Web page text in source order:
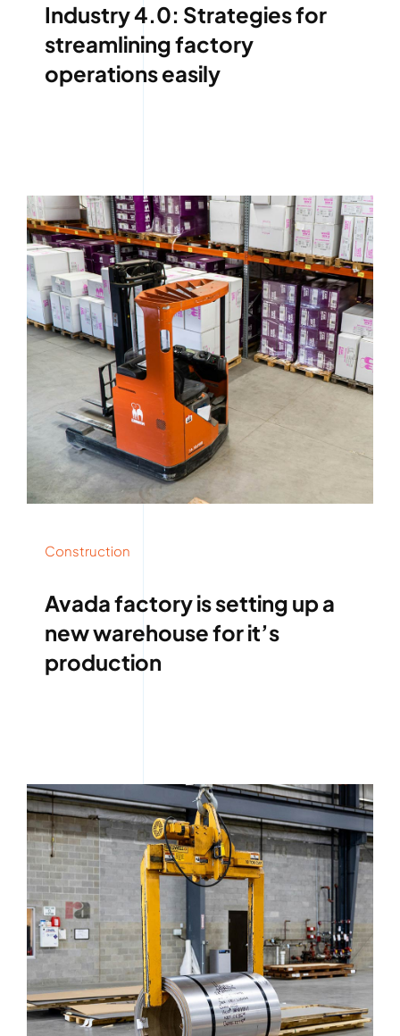
Industry 4.0: Strategies for
streamlining factory
operations easily
Construction
Avada factory is setting up a
new warehouse for it’s
production